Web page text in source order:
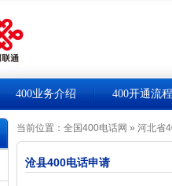
400业务介绍 400开通流程
当前位置： 全国400电话网 » 河北省
沧县400电话申请